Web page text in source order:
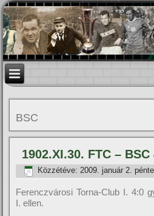
BSC
1902.XI.30. FTC – BSC
Közzétéve: 2009. január 2.
Ferenczvárosi Torna-Club I. 4:0
I. ellen.